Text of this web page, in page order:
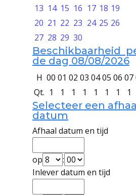
13 14 15 16 17 18 19
20 21 22 23 24 25 26
27 28 29 30
Beschikbaarheid
de dag 08/08/2026
H 00 01 02 03 0405 06 07
Qt. 1 1 1 1 1 1 1 1
Selecteer een
datum
Afhaal datum en tijd
op
:
Inlever datum en tijd